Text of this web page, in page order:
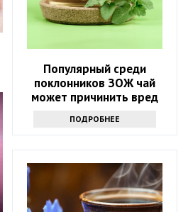
Популярный среди
поклонников ЗОЖ чай
может причинить вред
ПОДРОБНЕЕ